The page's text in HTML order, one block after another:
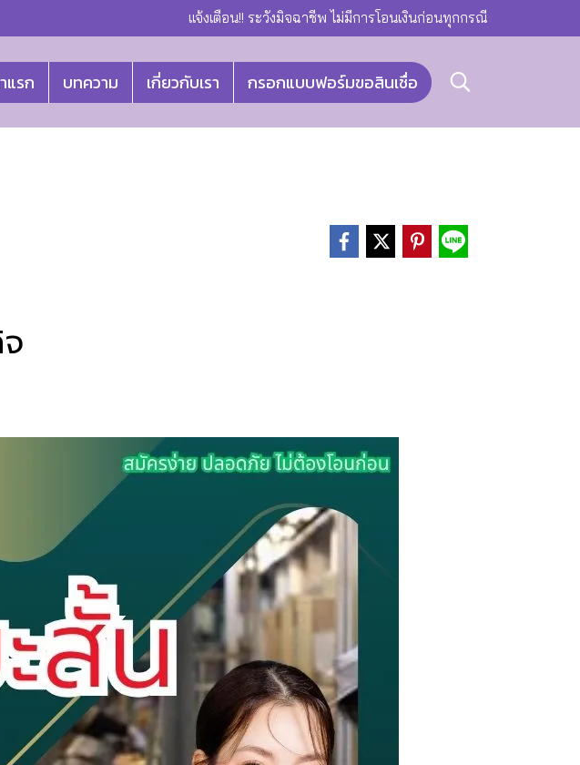
แจ้งเตือน!! ระวังมิจฉาชีพ ไม่มีการโอนเงินก่อนทุกกรณี
แรก บทความ เกี่ยวกับเรา กรอกแบบฟอร์มขอสินเชื่อ